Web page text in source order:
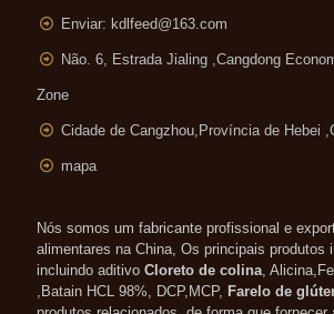
Enviar: kdlfeed@163.com
Não. 6, Estrada Jialing ,Cangdong
Zone
Cidade de Cangzhou,Província de Hebei
mapa
Nós somos um fabricante profissional e
alimentares na China, Os principais produtos
incluindo aditivo Cloreto de colina ,
,Batain HCL 98%, DCP,MCP, Farelo de